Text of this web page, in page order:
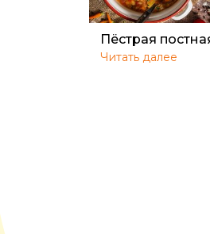
Пёстрая
Читать далее